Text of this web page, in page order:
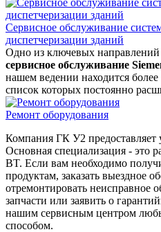
Сервисное обслуживание
диспетчеризации зданий
Одно из ключевых
сервисное обслуживание
нашем ведении находится
список которых постоянно
Ремонт оборудования
Компания ГК У2 предоставляет
Основная специализация - это
BT. Если вам необходимо
продуктам, заказать выездное
отремонтировать неисправное
запчасти или заявить о
нашим сервисным центром
способом.